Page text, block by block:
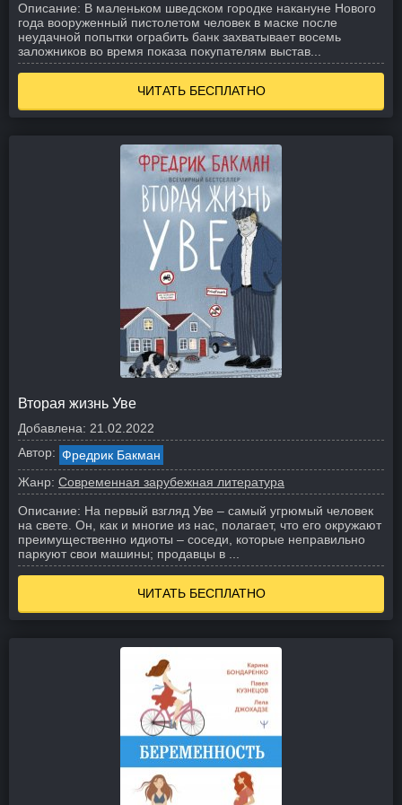
Описание: В маленьком шведском городке накануне Нового
года вооруженный пистолетом человек в маске после
неудачной попытки ограбить банк захватывает восемь
заложников во время показа покупателям выстав...
ЧИТАТЬ БЕСПЛАТНО
Вторая жизнь Уве
Добавлена: 21.02.2022
Автор: Фредрик Бакман
Жанр: Современная зарубежная литература
Описание: На первый взгляд Уве – самый угрюмый человек
на свете. Он, как и многие из нас, полагает, что его окружают
преимущественно идиоты – соседи, которые неправильно
паркуют свои машины; продавцы в ...
ЧИТАТЬ БЕСПЛАТНО